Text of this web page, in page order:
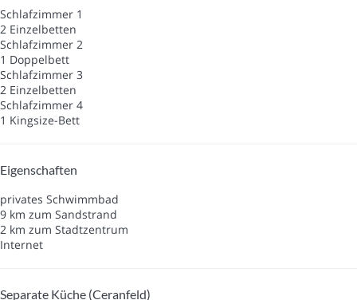
Schlafzimmer 1
2 Einzelbetten
Schlafzimmer 2
1 Doppelbett
Schlafzimmer 3
2 Einzelbetten
Schlafzimmer 4
1 Kingsize-Bett
Eigenschaften
privates Schwimmbad
9 km zum Sandstrand
2 km zum Stadtzentrum
Internet
Separate Küche (Ceranfeld)